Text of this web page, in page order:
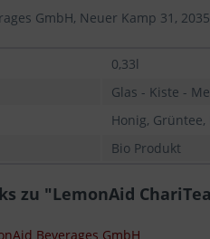
GmbH, Neuer Kamp 31,
0,33l
Glas - Kiste -
Honig, Grüntee,
Bio Produkt
zu "LemonAid
Beverages GmbH